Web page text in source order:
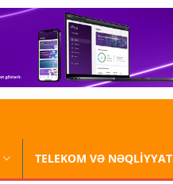
TELEKOM VƏ NƏQLİYYAT